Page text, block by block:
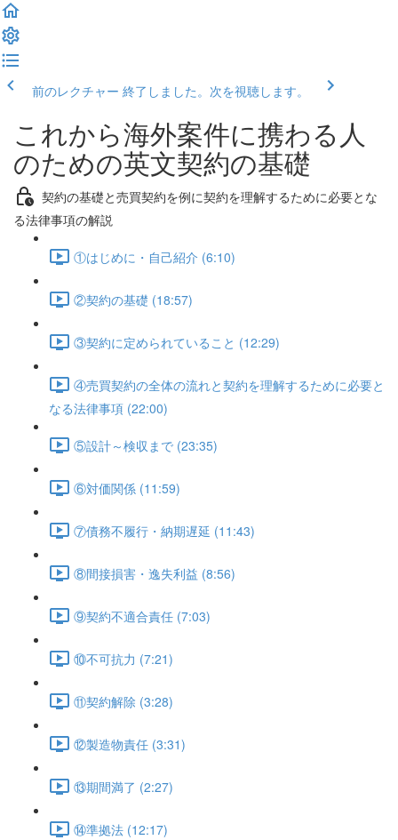
前のレクチャー 終了しました。次を視聴します。
これから海外案件に携わる人
のための英文契約の基礎
契約の基礎と売買契約を例に契約を理解するために必要とな
る法律事項の解説
①はじめに・自己紹介 (6:10)
②契約の基礎 (18:57)
③契約に定められていること (12:29)
④売買契約の全体の流れと契約を理解するために必要と
なる法律事項 (22:00)
⑤設計～検収まで (23:35)
⑥対価関係 (11:59)
⑦債務不履行・納期遅延 (11:43)
⑧間接損害・逸失利益 (8:56)
⑨契約不適合責任 (7:03)
⑩不可抗力 (7:21)
⑪契約解除 (3:28)
⑫製造物責任 (3:31)
⑬期間満了 (2:27)
⑭準拠法 (12:17)